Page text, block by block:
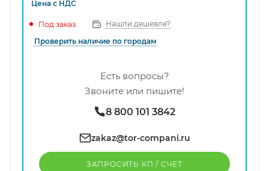
Цена с НДС
Под заказ
Нашли дешевле?
Проверить наличие по городам
Есть вопросы?
Звоните или пишите!
8 800 101 3842
zakaz@tor-compani.ru
ЗАПРОСИТЬ КП / CЧЕТ